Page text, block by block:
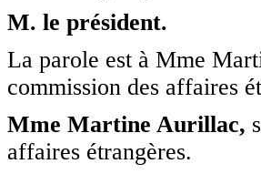
M. le président.
La parole est à Mme
commission des affaires
Mme Martine Aurillac,
affaires étrangères.